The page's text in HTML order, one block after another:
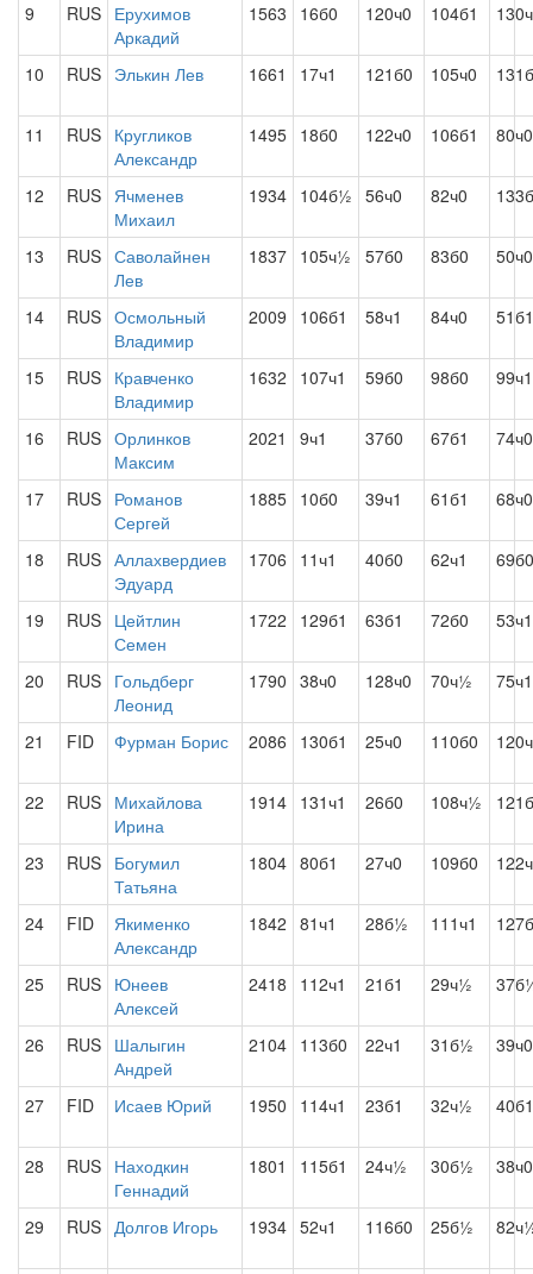
9 RUS Ерухимов
Аркадий
1563 16б0 120ч0 104б1
10 RUS Элькин Лев 1661 17ч1 121б0 105ч0
11 RUS Кругликов
Александр
1495 18б0 122ч0 106б1 80ч0
12 RUS Ячменев
Михаил
1934 104б½ 56ч0 82ч0
13 RUS Саволайнен
Лев
1837 105ч½ 57б0 83б0 50ч0
14 RUS Осмольный
Владимир
2009 106б1 58ч1 84ч0 51б1
15 RUS Кравченко
Владимир
1632 107ч1 59б0 98б0 99ч1
16 RUS Орлинков
Максим
2021 9ч1 37б0 67б1 74ч0
17 RUS Романов
Сергей
1885 10б0 39ч1 61б1 68ч0
18 RUS Аллахвердиев
Эдуард
1706 11ч1 40б0 62ч1 69б0
19 RUS Цейтлин
Семен
1722 129б1 63б1 72б0 53ч1
20 RUS Гольдберг
Леонид
1790 38ч0 128ч0 70ч½ 75ч1
21 FID Фурман Борис 2086 130б1 25ч0 110б0
22 RUS Михайлова
Ирина
1914 131ч1 26б0 108ч½
23 RUS Богумил
Татьяна
1804 80б1 27ч0 109б0
24 FID
Якименко
Александр
1842 81ч1 28б½ 111ч1
25 RUS Юнеев
Алексей
2418 112ч1 21б1 29ч½
26 RUS Шалыгин
Андрей
2104 113б0 22ч1 31б½ 39ч0
27 FID Исаев Юрий 1950 114ч1 23б1 32ч½ 40б1
28 RUS Находкин
Геннадий
1801 115б1 24ч½ 30б½ 38ч0
29 RUS Долгов Игорь 1934 52ч1 116б0 25б½